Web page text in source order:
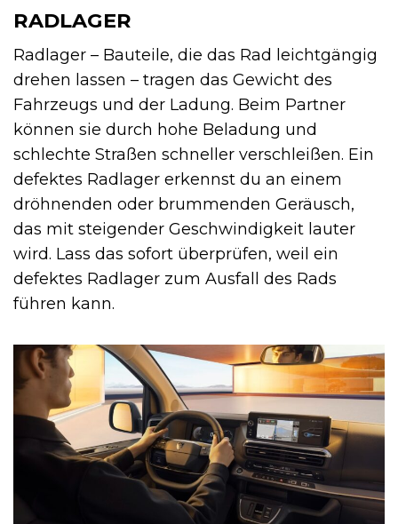
RADLAGER
Radlager – Bauteile, die das Rad leichtgängig
drehen lassen – tragen das Gewicht des
Fahrzeugs und der Ladung. Beim Partner
können sie durch hohe Beladung und
schlechte Straßen schneller verschleißen. Ein
defektes Radlager erkennst du an einem
dröhnenden oder brummenden Geräusch,
das mit steigender Geschwindigkeit lauter
wird. Lass das sofort überprüfen, weil ein
defektes Radlager zum Ausfall des Rads
führen kann.